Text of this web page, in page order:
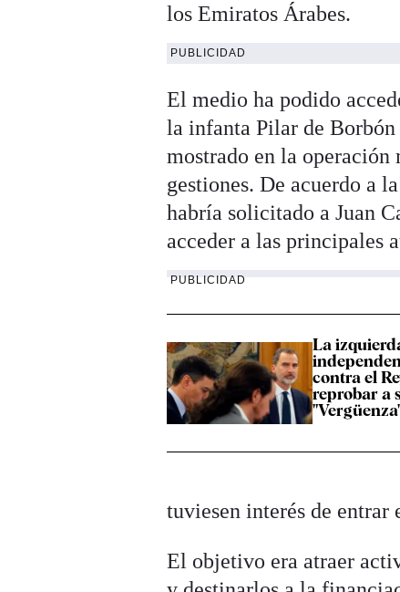
los Emiratos Árabes.
PUBLICIDAD
El medio ha podido
la infanta Pilar de
mostrado en la operación
gestiones. De acuerdo a
habría solicitado a Juan
acceder a las principales
PUBLICIDAD
La
contra el
reprobar a
tuviesen interés de entrar
El objetivo era atraer